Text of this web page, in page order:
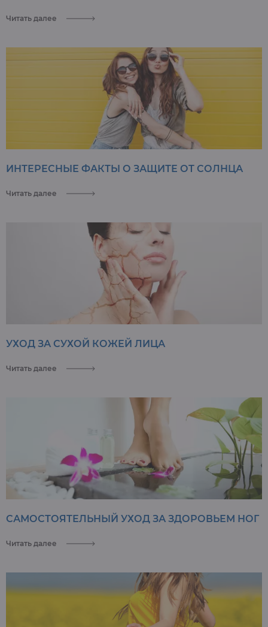
Читать далее
ИНТЕРЕСНЫЕ ФАКТЫ О ЗАЩИТЕ ОТ СОЛНЦА
Читать далее
УХОД ЗА СУХОЙ КОЖЕЙ ЛИЦА
Читать далее
САМОСТОЯТЕЛЬНЫЙ УХОД ЗА ЗДОРОВЬЕМ НОГ
Читать далее